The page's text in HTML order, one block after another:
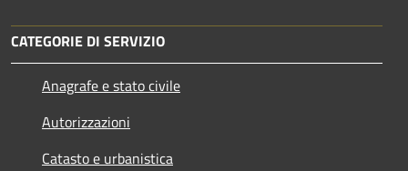
CATEGORIE DI SERVIZIO
Anagrafe e stato civile
Autorizzazioni
Catasto e urbanistica